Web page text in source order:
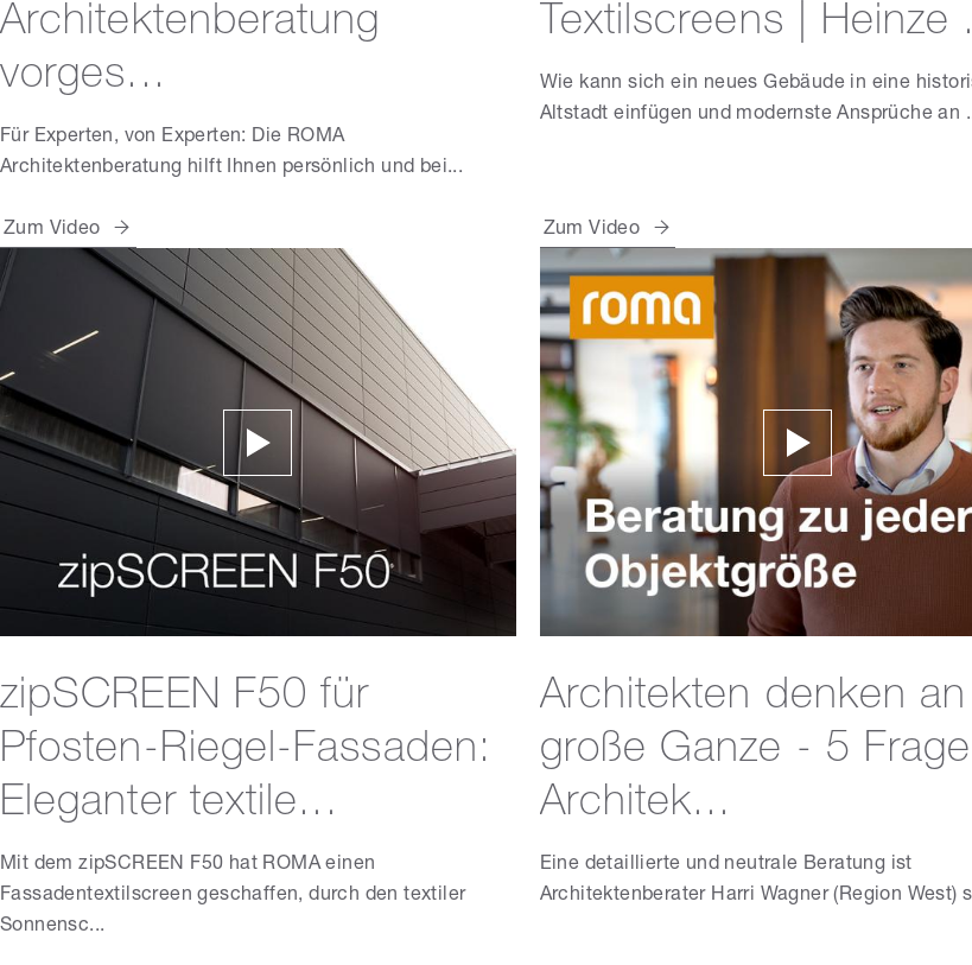
Architektenberatung
vorges...
Für Experten, von Experten: Die ROMA
Architektenberatung hilft Ihnen persönlich und bei...
Zum Video
Textilscreens | Heinze
Wie kann sich ein neues Gebäude in eine
Altstadt einfügen und modernste Ansprüche an
Zum Video
zipSCREEN F50 für
Pfosten-Riegel-Fassaden:
Eleganter textile...
Mit dem zipSCREEN F50 hat ROMA einen
Fassadentextilscreen geschaffen, durch den textiler
Sonnensc...
Architekten denken
große Ganze - 5
Architek...
Eine detaillierte und neutrale Beratung ist
Architektenberater Harri Wagner (Region West)